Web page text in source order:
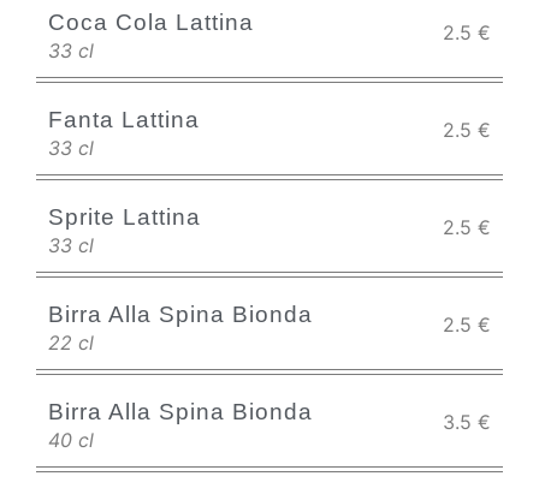
Coca Cola Lattina
33 cl
2.5 €
Fanta Lattina
33 cl
2.5 €
Sprite Lattina
33 cl
2.5 €
Birra Alla Spina Bionda
22 cl
2.5 €
Birra Alla Spina Bionda
40 cl
3.5 €